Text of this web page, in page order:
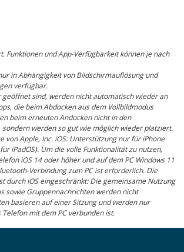
Funktionen und App-Verfügbarkeit können je nach
in Abhängigkeit von Bildschirmauflösung und
verfügbar.
sind, werden nicht automatisch wieder an
die beim Abdocken aus dem Vollbildmodus
beim erneuten Andocken nicht in den
sondern werden so gut wie möglich wieder platziert.
von Apple, Inc. iOS: Unterstützung nur für iPhone
iPadOS). Um die volle Funktionalität zu nutzen,
iOS 14 oder höher und auf dem PC Windows 11
Verbindung zum PC ist erforderlich. Die
durch iOS eingeschränkt: Die gemeinsame Nutzung
sowie Gruppennachrichten werden nicht
basieren auf einer Sitzung und werden nur
mit dem PC verbunden ist.